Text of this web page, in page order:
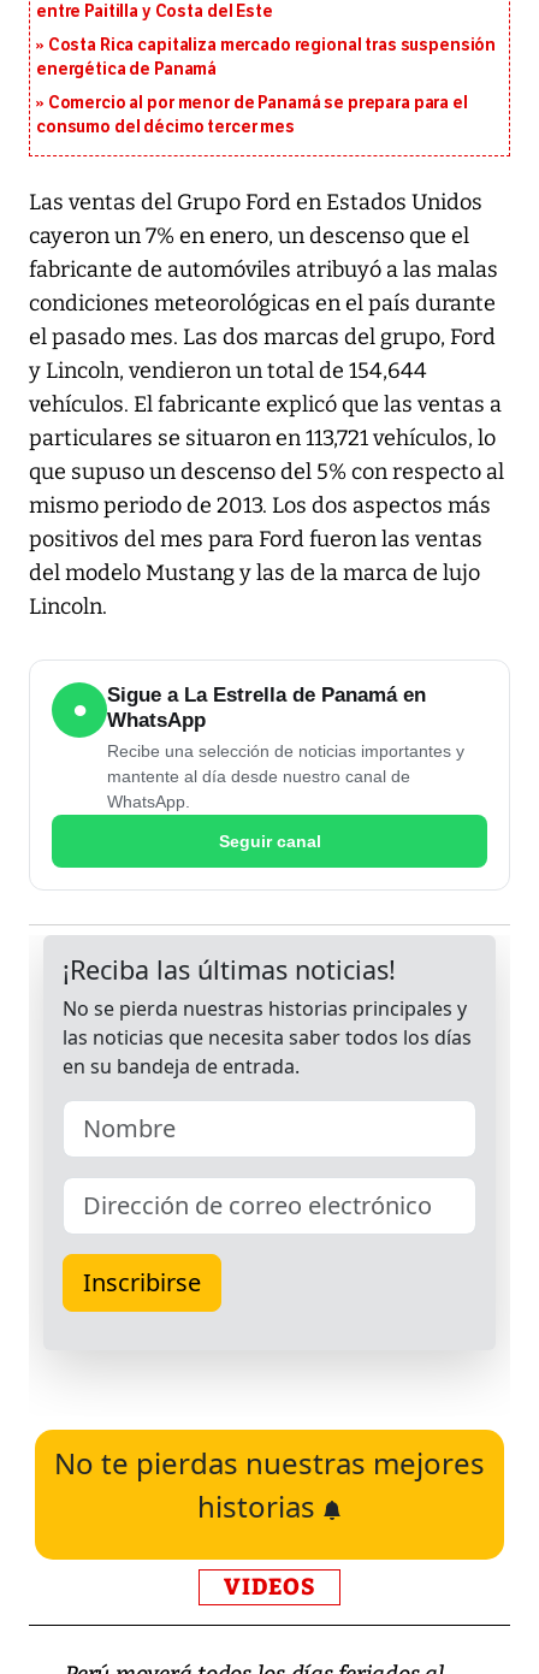
entre Paitilla y Costa del Este
Costa Rica capitaliza mercado regional tras suspensión
energética de Panamá
Comercio al por menor de Panamá se prepara para el
consumo del décimo tercer mes
Las ventas del Grupo Ford en Estados Unidos
cayeron un 7% en enero, un descenso que el
fabricante de automóviles atribuyó a las malas
condiciones meteorológicas en el país durante
el pasado mes. Las dos marcas del grupo, Ford
y Lincoln, vendieron un total de 154,644
vehículos. El fabricante explicó que las ventas a
particulares se situaron en 113,721 vehículos, lo
que supuso un descenso del 5% con respecto al
mismo periodo de 2013. Los dos aspectos más
positivos del mes para Ford fueron las ventas
del modelo Mustang y las de la marca de lujo
Lincoln.
●
Sigue a La Estrella de Panamá en
WhatsApp
Recibe una selección de noticias importantes y
mantente al día desde nuestro canal de
WhatsApp.
Seguir canal
No te pierdas nuestras mejores
historias
VIDEOS